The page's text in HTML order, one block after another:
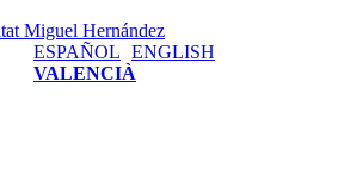
ESPAÑOL ENGLISH
VALENCIÀ